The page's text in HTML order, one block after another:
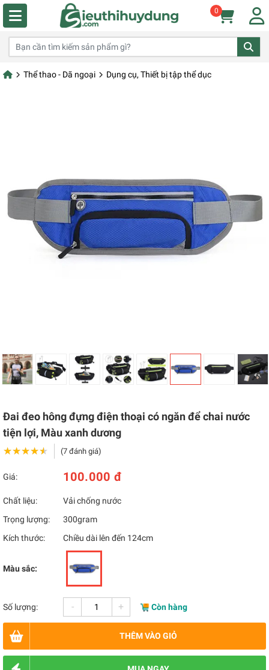
0
Thể thao - Dã ngoại Dụng cụ, Thiết bị tập thể dục
Đai đeo hông đựng điện thoại có ngăn để chai nước
tiện lợi, Màu xanh dương
★★★★★
★★★★★ (7 đánh giá)
Giá: 100.000 đ
Chất liệu:
Vải chống nước
Trọng lượng:
300gram
Kích thước:
Chiều dài lên đến 124cm
Màu sắc:
Số lượng: - + Còn hàng
THÊM VÀO GIỎ